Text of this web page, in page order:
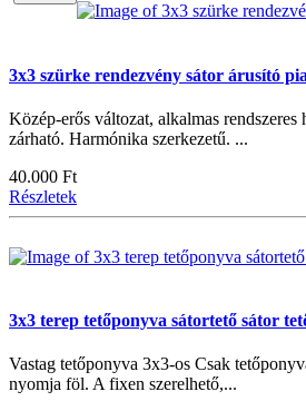
3x3 szürke rendezvény sátor árusító
Közép-erős változat, alkalmas
zárható. Harmónika szerkezetű. ...
40.000 Ft
Részletek
3x3 terep tetőponyva sátortető sátor
Vastag tetőponyva 3x3-os Csak
nyomja föl. A fixen szerelhető,...